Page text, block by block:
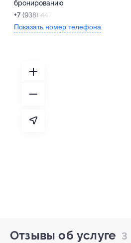
бронированию
+7 (938) 447-53-75
Показать номер телефона
Отзывы об услуге 3